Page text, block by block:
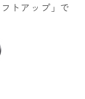
トアップ」で